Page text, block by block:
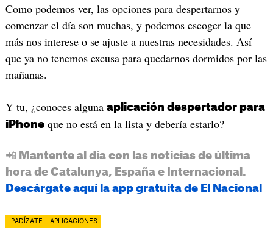
Como podemos ver, las opciones para despertarnos y
comenzar el día son muchas, y podemos escoger la que
más nos interese o se ajuste a nuestras necesidades. Así
que ya no tenemos excusa para quedarnos dormidos por las
mañanas.
Y tu, ¿conoces alguna aplicación despertador para
iPhoneque no está en la lista y debería estarlo?
📲 Mantente al día con las noticias de última
hora de Catalunya, España e Internacional.
Descárgate aquí la app gratuita de El Nacional
IPADÍZATE APLICACIONES